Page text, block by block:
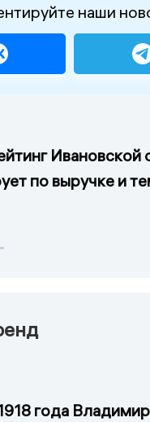
наши
Ивановской
по выручке и
года